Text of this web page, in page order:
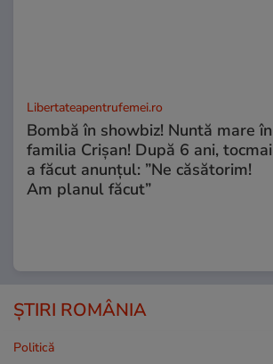
Libertateapentrufemei.ro
Bombă în showbiz! Nuntă mare în
familia Crișan! După 6 ani, tocmai
a făcut anunțul: ”Ne căsătorim!
Am planul făcut”
ȘTIRI ROMÂNIA
Politică